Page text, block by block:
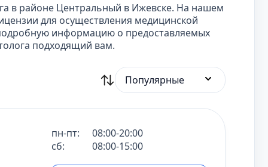
в районе Центральный в Ижевске. На нашем
для осуществления медицинской
информацию о предоставляемых
подходящий вам.
Популярные
пн-пт:
08:00-20:00
сб:
08:00-15:00